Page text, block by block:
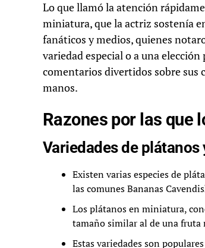
Lo que llamó la atención
miniatura, que la actriz sostenía
fanáticos y medios, quienes
variedad especial o a una
comentarios divertidos sobre sus
manos.
Razones por las que
Variedades de plátanos
Existen varias especies de
las comunes Bananas
Los plátanos en miniatura,
tamaño similar al de una fruta
Estas variedades son